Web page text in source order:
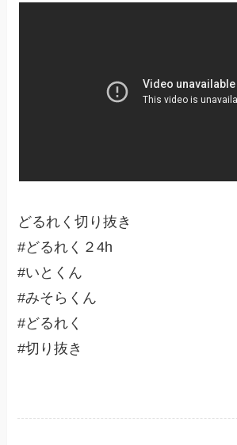
どるれく切り抜き
#どるれく２4h
#いとくん
#みそらくん
#どるれく
#切り抜き